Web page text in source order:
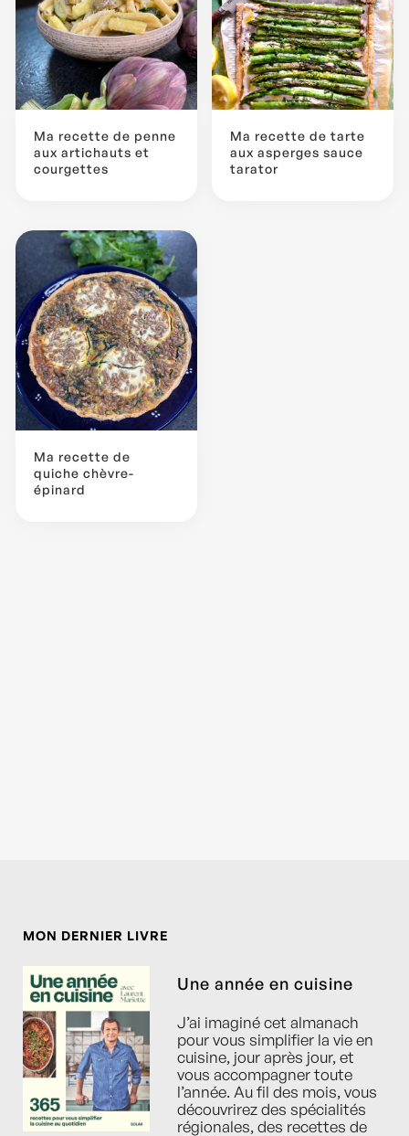
Ma recette de penne
aux artichauts et
courgettes
Ma recette de tarte
aux asperges sauce
tarator
Ma recette de
quiche chèvre-
épinard
MON DERNIER LIVRE
Une année en cuisine
J’ai imaginé cet almanach
pour vous simplifier la vie en
cuisine, jour après jour, et
vous accompagner toute
l’année. Au fil des mois, vous
découvrirez des spécialités
régionales, des recettes de